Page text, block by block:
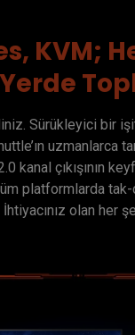
KVM;
Sürükleyici bir
uzmanlarca
kanal çıkışının
platformlarda tak-
İhtiyacınız olan her